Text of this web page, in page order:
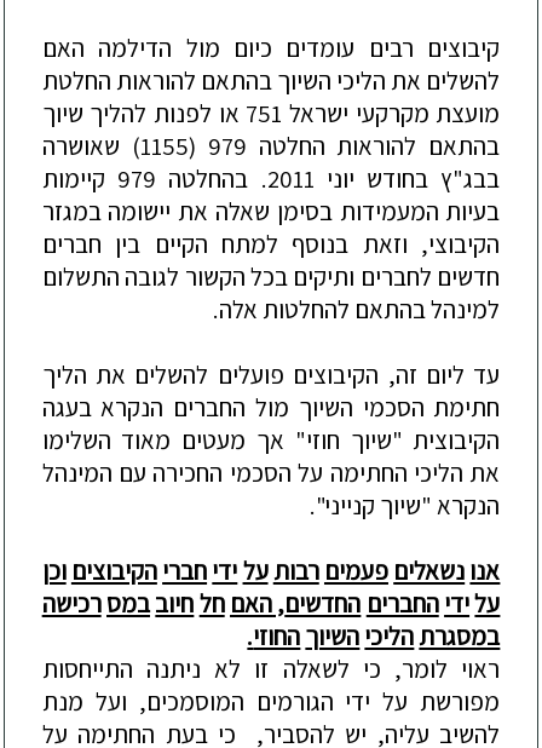
קיבוצים רבים עומדים כיום מול הדילמה האם
להשלים את הליכי השיוךבהתאם להוראות החלטת
מועצת מקרקעי ישראל 751 או לפנות להליך שיוך
בהתאם להוראות החלטה 979 (1155)
שאושרה
בבג"ץ בחודש יוני 2011. בהחלטה 979 קיימות
בעיות המעמידותבסימן שאלה את יישומהבמגזר
הקיבוצי, וזאת בנוסף למתח הקיים בין חברים
חדשים לחברים ותיקים בכלהקשור לגובה התשלום
למינהלבהתאם להחלטות אלה.
עד ליום זה, הקיבוצים פועלים להשלים את הליך
חתימת הסכמי השיוך מול החברים הנקראבעגה
הקיבוצית "שיוך חוזי" אך מעטים מאוד השלימו
את הליכי החתימה על הסכמי החכירה עם המינהל
הנקרא "שיוך קנייני".
אנונשאלים פעמים רבותעלידיחבריהקיבוצים וכן
עלידיהחברים החדשים,האם חלחיובבמסרכישה
במסגרתהליכיהשיוךהחוזי.
ראוי לומר, כי לשאלה זו לא ניתנה התייחסות
מפורשת על ידי הגורמים המוסמכים, ועל מנת
להשיב עליה, יש להסביר, כיבעת החתימה על